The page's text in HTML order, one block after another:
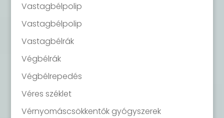
Vastagbélpolip
Vastagbélpolip
Vastagbélrák
Végbélrák
Végbélrepedés
Véres széklet
Vérnyomáscsökkentők gyógyszerek